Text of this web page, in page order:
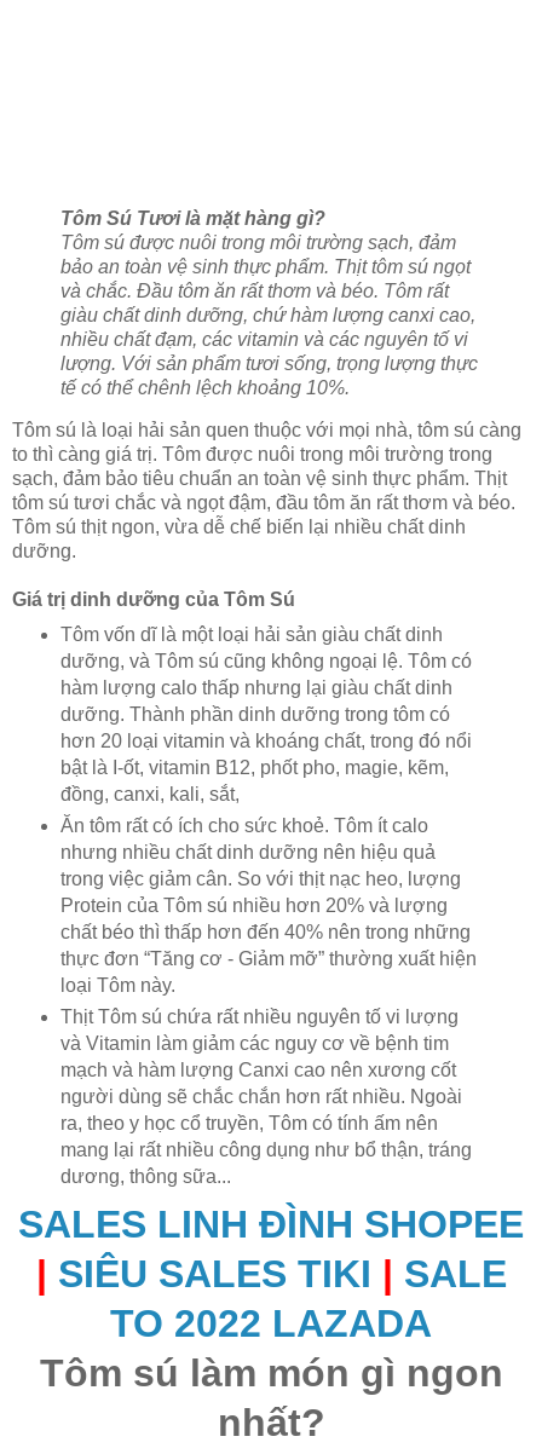
Tôm Sú Tươi là mặt hàng gì?
Tôm sú được nuôi trong môi trường sạch, đảm
bảo an toàn vệ sinh thực phẩm. Thịt tôm sú ngọt
và chắc. Đầu tôm ăn rất thơm và béo. Tôm rất
giàu chất dinh dưỡng, chứ hàm lượng canxi cao,
nhiều chất đạm, các vitamin và các nguyên tố vi
lượng. Với sản phẩm tươi sống, trọng lượng thực
tế có thể chênh lệch khoảng 10%.
Tôm sú là loại hải sản quen thuộc với mọi nhà, tôm sú càng
to thì càng giá trị. Tôm được nuôi trong môi trường trong
sạch, đảm bảo tiêu chuẩn an toàn vệ sinh thực phẩm. Thịt
tôm sú tươi chắc và ngọt đậm, đầu tôm ăn rất thơm và béo.
Tôm sú thịt ngon, vừa dễ chế biến lại nhiều chất dinh
dưỡng.
Giá trị dinh dưỡng của Tôm Sú
Tôm vốn dĩ là một loại hải sản giàu chất dinh
dưỡng, và Tôm sú cũng không ngoại lệ. Tôm có
hàm lượng calo thấp nhưng lại giàu chất dinh
dưỡng. Thành phần dinh dưỡng trong tôm có
hơn 20 loại vitamin và khoáng chất, trong đó nổi
bật là I-ốt, vitamin B12, phốt pho, magie, kẽm,
đồng, canxi, kali, sắt,
Ăn tôm rất có ích cho sức khoẻ. Tôm ít calo
nhưng nhiều chất dinh dưỡng nên hiệu quả
trong việc giảm cân. So với thịt nạc heo, lượng
Protein của Tôm sú nhiều hơn 20% và lượng
chất béo thì thấp hơn đến 40% nên trong những
thực đơn “Tăng cơ - Giảm mỡ” thường xuất hiện
loại Tôm này.
Thịt Tôm sú chứa rất nhiều nguyên tố vi lượng
và Vitamin làm giảm các nguy cơ về bệnh tim
mạch và hàm lượng Canxi cao nên xương cốt
người dùng sẽ chắc chắn hơn rất nhiều. Ngoài
ra, theo y học cổ truyền, Tôm có tính ấm nên
mang lại rất nhiều công dụng như bổ thận, tráng
dương, thông sữa...
SALES LINH ĐÌNH SHOPEE
| SIÊU SALES TIKI | SALE
TO 2022 LAZADA
Tôm sú làm món gì ngon
nhất?